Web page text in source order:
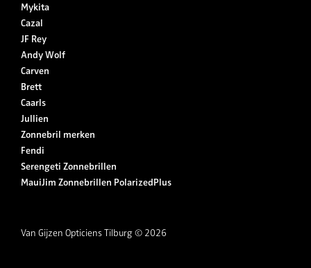
Mykita
Cazal
JF Rey
Andy Wolf
Carven
Brett
Caarls
Jullien
Zonnebril merken
Fendi
Serengeti Zonnebrillen
MauiJim Zonnebrillen PolarizedPlus
Van Gijzen Opticiens Tilburg © 2026